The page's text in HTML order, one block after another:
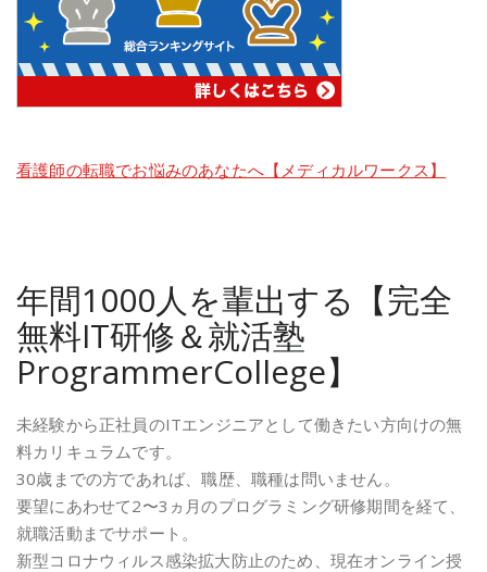
看護師の転職でお悩みのあなたへ【メディカルワークス】
年間1000人を輩出する【完全
無料IT研修＆就活塾
ProgrammerCollege】
未経験から正社員のITエンジニアとして働きたい方向けの無
料カリキュラムです。
30歳までの方であれば、職歴、職種は問いません。
要望にあわせて2〜3ヵ月のプログラミング研修期間を経て、
就職活動までサポート。
新型コロナウィルス感染拡大防止のため、現在オンライン授